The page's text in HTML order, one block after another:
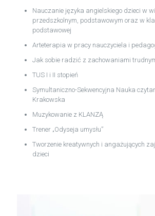
Nauczanie języka angielskiego dzieci w
przedszkolnym, podstawowym oraz w
podstawowej
Arteterapia w pracy nauczyciela i
Jak sobie radzić z zachowaniami
TUS I i II stopień
Symultaniczno-Sekwencyjna Nauka
Krakowska
Muzykowanie z KLANZĄ
Trener „Odyseja umysłu”
Tworzenie kreatywnych i angażujących
dzieci